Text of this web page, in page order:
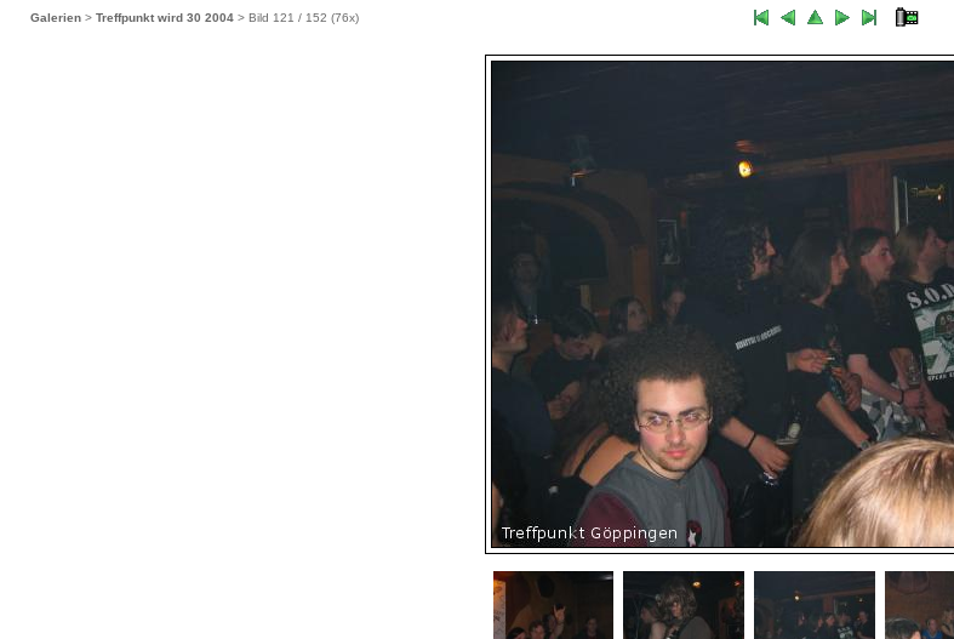
Galerien > Treffpunkt wird 30 2004 > Bild 121 / 152 (76x)